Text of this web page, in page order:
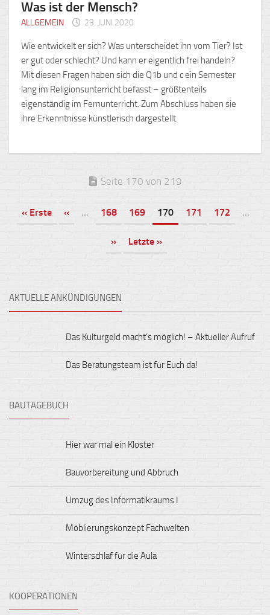
Was ist der Mensch?
ALLGEMEIN 23. JUNI 2020
Wie entwickelt er sich? Was unterscheidet ihn vom Tier? Ist
er gut oder schlecht? Und kann er eigentlich frei handeln?
Mit diesen Fragen haben sich die Q1b und c ein Semester
lang im Religionsunterricht befasst – größtenteils
eigenständig im Fernunterricht. Zum Abschluss haben sie
ihre Erkenntnisse künstlerisch dargestellt.
Seite 170 von 219
« Erste « ... 168 169 170 171 172 ...
» Letzte »
AKTUELLE ANKÜNDIGUNGEN
Das Kulturgeld macht’s möglich! – Aktueller Aufruf
Das Beratungsteam ist für Euch da!
BAUTAGEBUCH
Hier war mal ein Kloster
Bauvorbereitung und Abbruch
Umzug des Informatikraums I
Möblierungskonzept Fachwelten
Winterschlaf für die Aula
KOOPERATIONEN